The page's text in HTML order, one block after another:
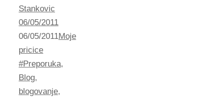
Stankovic
06/05/2011
06/05/2011Moje
pricice
#Preporuka,
Blog,
blogovanje,